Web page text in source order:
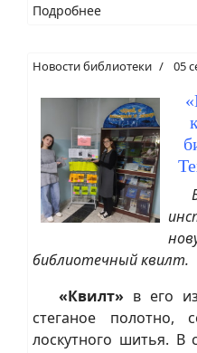
Подробнее
Новости библиотеки 05
библиотечный квилт.
«Квилт» в его
стеганое полотно,
лоскутного шитья. В